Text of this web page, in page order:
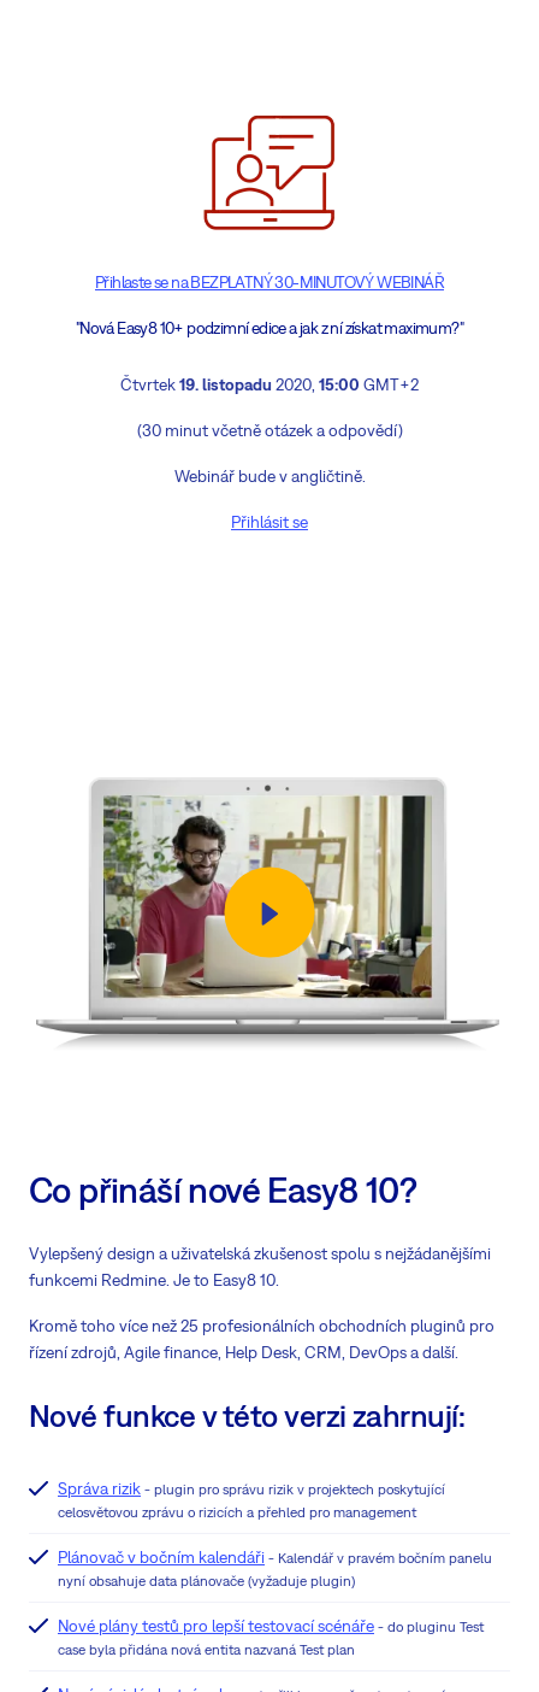
Přihlaste se na BEZPLATNÝ 30-MINUTOVÝ WEBINÁŘ
"Nová Easy8 10+ podzimní edice a jak z ní získat maximum?"
Čtvrtek19. listopadu 2020, 15:00 GMT+2
(30 minut včetně otázek a odpovědí)
Webinář bude v angličtině.
Přihlásit se
Co přináší nové Easy8 10?
Vylepšený design a uživatelská zkušenost spolu s nejžádanějšími
funkcemi Redmine. Je to Easy8 10.
Kromě toho více než 25 profesionálních obchodních pluginů pro
řízení zdrojů, Agile finance, Help Desk, CRM, DevOps a další.
Nové funkce v této verzi zahrnují:
Správa rizik - plugin pro správu rizik v projektech poskytující
celosvětovou zprávu o rizicích a přehled pro management
Plánovač v bočním kalendáři - Kalendář v pravém bočním panelu
nyní obsahuje data plánovače (vyžaduje plugin)
Nové plány testů pro lepší testovací scénáře - do pluginu Test
case byla přidána nová entita nazvaná Test plan